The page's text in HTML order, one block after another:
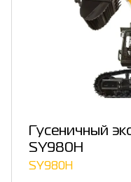
Гусеничный
SY980H
SY980H